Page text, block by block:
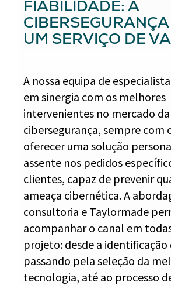
FIABILIDADE: A
UM SERVIÇO DE
A nossa equipa de
em sinergia com os melhores
intervenientes no mercado da
cibersegurança, sempre com
oferecer uma solução
assente nos pedidos
clientes, capaz de prevenir
ameaça cibernética. A
consultoria e Taylormade
acompanhar o canal em
projeto: desde a identificação
passando pela seleção da
tecnologia, até ao processo